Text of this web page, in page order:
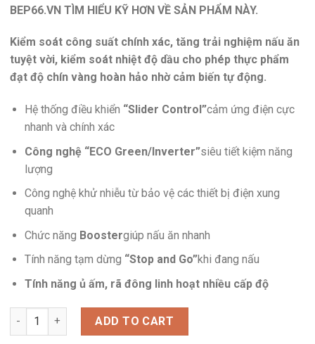
BEP66.VN TÌM HIỂU KỸ HƠN VỀ SẢN PHẨM NÀY.
Kiểm soát công suất chính xác, tăng trải nghiệm nấu ăn
tuyệt vời, kiểm soát nhiệt độ dầu cho phép thực phẩm
đạt độ chín vàng hoàn hảo nhờ cảm biến tự động.
Hệ thống điều khiển “Slider Control”cảm ứng điện cực
nhanh và chính xác
Công nghệ “ECO Green/Inverter”siêu tiết kiệm năng
lượng
Công nghệ khử nhiễu từ bảo vệ các thiết bị điện xung
quanh
Chức năng Boostergiúp nấu ăn nhanh
Tính năng tạm dừng “Stop and Go”khi đang nấu
Tính năng ủ ấm, rã đông linh hoạt nhiều cấp độ
BẾP HỖN HỢP ĐIỆN TỪ SPELIER SPE-HC928 quantity
ADD TO CART